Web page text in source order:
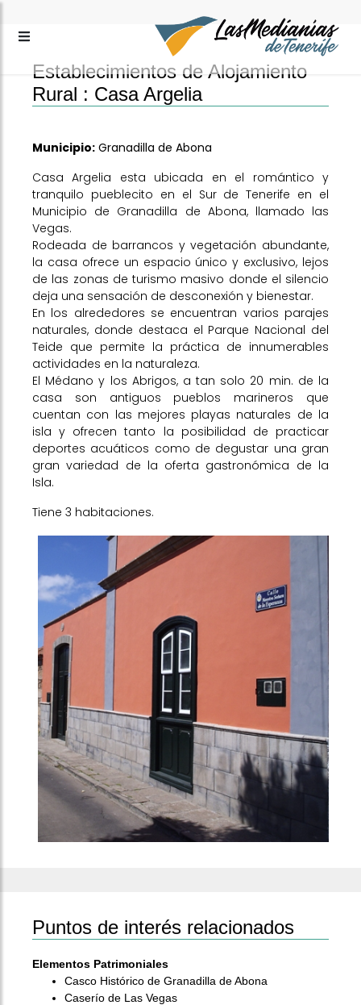
Establecimientos de Alojamiento
Rural : Casa Argelia
Municipio: Granadilla de Abona
Casa Argelia esta ubicada en el romántico y
tranquilo pueblecito en el Sur de Tenerife en el
Municipio de Granadilla de Abona, llamado las
Vegas.
Rodeada de barrancos y vegetación abundante,
la casa ofrece un espacio único y exclusivo, lejos
de las zonas de turismo masivo donde el silencio
deja una sensación de desconexión y bienestar.
En los alrededores se encuentran varios parajes
naturales, donde destaca el Parque Nacional del
Teide que permite la práctica de innumerables
actividades en la naturaleza.
El Médano y los Abrigos, a tan solo 20 min. de la
casa son antiguos pueblos marineros que
cuentan con las mejores playas naturales de la
isla y ofrecen tanto la posibilidad de practicar
deportes acuáticos como de degustar una gran
gran variedad de la oferta gastronómica de la
Isla.
Tiene 3 habitaciones.
Puntos de interés relacionados
Elementos Patrimoniales
Casco Histórico de Granadilla de Abona
Caserío de Las Vegas